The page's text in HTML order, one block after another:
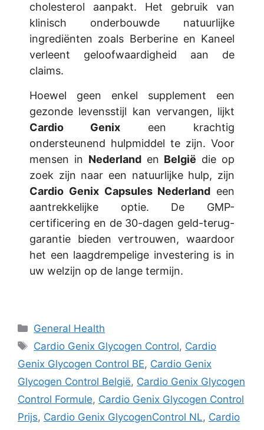
cholesterol aanpakt. Het gebruik van
klinisch onderbouwde natuurlijke
ingrediënten zoals Berberine en Kaneel
verleent geloofwaardigheid aan de
claims.
Hoewel geen enkel supplement een
gezonde levensstijl kan vervangen, lijkt
Cardio Genix een krachtig
ondersteunend hulpmiddel te zijn. Voor
mensen in Nederlanden België die op
zoek zijn naar een natuurlijke hulp, zijn
Cardio Genix Capsules Nederland een
aantrekkelijke optie. De GMP-
certificering en de 30-dagen geld-terug-
garantie bieden vertrouwen, waardoor
het een laagdrempelige investering is in
uw welzijn op de lange termijn.
Categories
General Health
Tags
Cardio Genix Glycogen Control, Cardio
Genix Glycogen Control BE, Cardio Genix
Glycogen Control België, Cardio Genix Glycogen
Control Formule, Cardio Genix Glycogen Control
Prijs, Cardio Genix GlycogenControl NL, Cardio